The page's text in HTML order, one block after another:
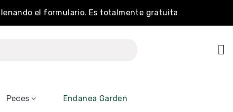
el formulario. Es totalmente gratuita
Peces Endanea Garden